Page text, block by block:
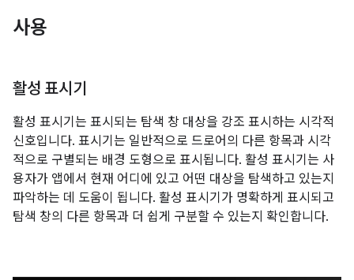
사용
활성 표시기
활성 표시기는 표시되는 탐색 창 대상을 강조 표시하는 시각적
신호입니다. 표시기는 일반적으로 드로어의 다른 항목과 시각
적으로 구별되는 배경 도형으로 표시됩니다. 활성 표시기는 사
용자가 앱에서 현재 어디에 있고 어떤 대상을 탐색하고 있는지
파악하는 데 도움이 됩니다. 활성 표시기가 명확하게 표시되고
탐색 창의 다른 항목과 더 쉽게 구분할 수 있는지 확인합니다.